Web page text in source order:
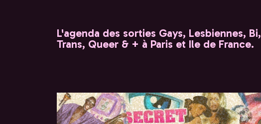
L'agenda des sorties Gays, Lesbiennes, Bi,
Trans, Queer & + à Paris et Ile de France.